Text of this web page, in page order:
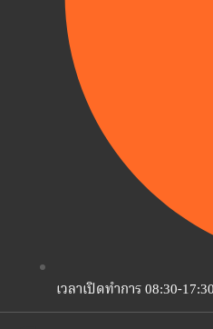
เวลาเปิดทำการ 08:30-